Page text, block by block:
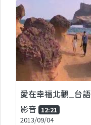
愛在幸福北觀_台語
影音 12:21
2013/09/04